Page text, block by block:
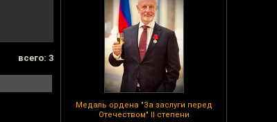
Медаль ордена "За заслуги перед
Отечеством" II степени
всего: 3